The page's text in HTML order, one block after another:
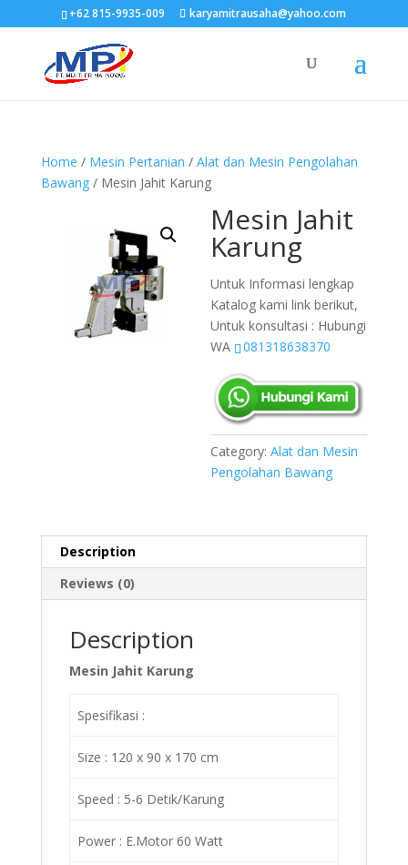
+62 815-9935-009 karyamitrausaha@yahoo.com
Home / Mesin Pertanian / Alat dan Mesin Pengolahan
Bawang/ Mesin Jahit Karung
Mesin Jahit
Karung
Untuk Informasi lengkap
Katalog kami link berikut,
Untuk konsultasi : Hubungi
WA
081318638370
Category:Alat dan Mesin
Pengolahan Bawang
Description
Reviews (0)
Description
Mesin Jahit Karung
Spesifikasi :
Size : 120 x 90 x 170 cm
Speed : 5-6 Detik/Karung
Power : E.Motor 60 Watt